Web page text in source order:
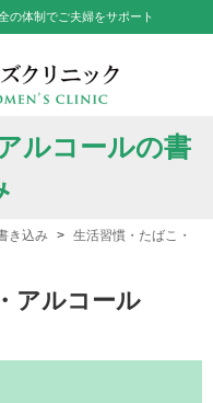
の体制でご夫婦をサポート
ルコールの書
き込み
生活習慣・たばこ・
アルコール